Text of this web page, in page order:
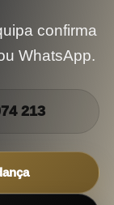
confirma
WhatsApp.
213